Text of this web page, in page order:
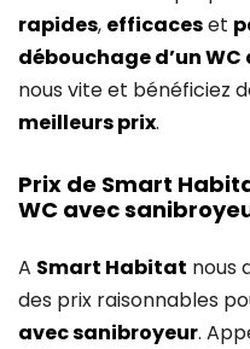
rapides, efficaceset
débouchage d’un
nous vite et bénéficiez
meilleurs prix.
Prix de Smart
WC avec
A Smart Habitat nous
des prix raisonnables
avec sanibroyeur.